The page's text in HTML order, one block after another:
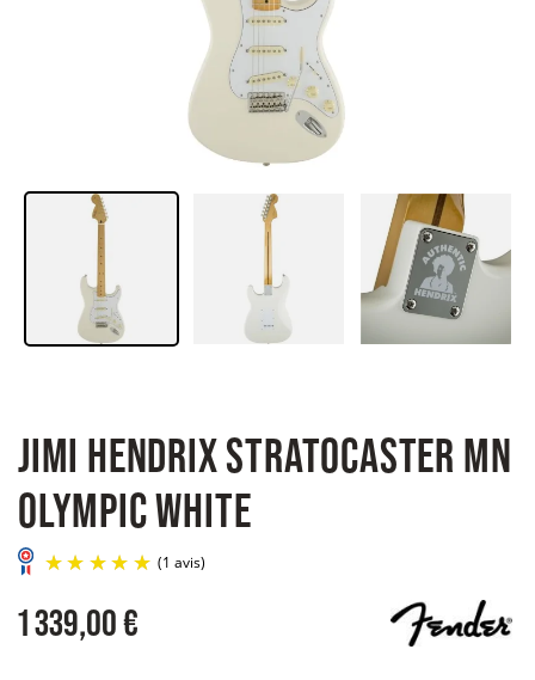
JIMI HENDRIX STRATOCASTER MN
OLYMPIC WHITE
1 339,00 €